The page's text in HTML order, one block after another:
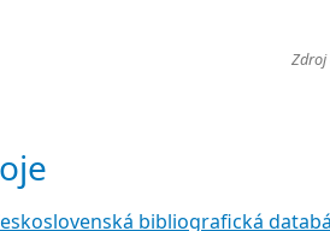
Zdroj
bibliografická